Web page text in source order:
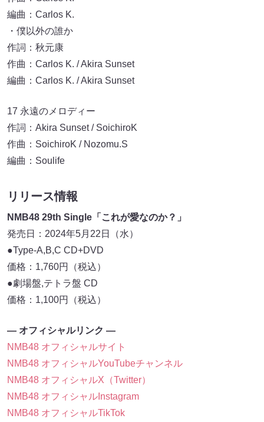
編曲：Carlos K.
・僕以外の誰か
作詞：秋元康
作曲：Carlos K. / Akira Sunset
編曲：Carlos K. / Akira Sunset
17 永遠のメロディー
作詞：Akira Sunset / SoichiroK
作曲：SoichiroK / Nozomu.S
編曲：Soulife
リリース情報
NMB48 29th Single「これが愛なのか？」
発売日：2024年5月22日（水）
●Type-A,B,C CD+DVD
価格：1,760円（税込）
●劇場盤,テトラ盤 CD
価格：1,100円（税込）
― オフィシャルリンク ―
NMB48 オフィシャルサイト
NMB48 オフィシャルYouTubeチャンネル
NMB48 オフィシャルX（Twitter）
NMB48 オフィシャルInstagram
NMB48 オフィシャルTikTok